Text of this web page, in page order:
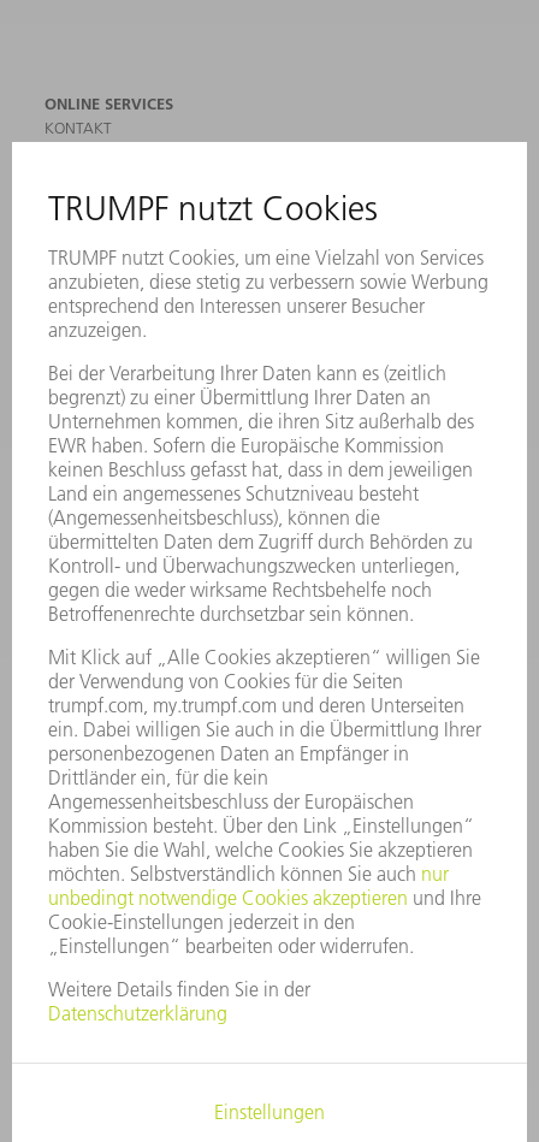
ONLINE SERVICES
KONTAKT
VERANSTALTUNGEN UND TERMINE
NEWSLETTER-ANMELDUNG
MYTRUMPF
SICHERHEITSDATENBLÄTTER
PRODUKTE
MASCHINEN & SYSTEME
LEISTUNGSELEKTRONIK
ELEKTROWERKZEUGE
SMART FACTORY
SOFTWARE
SERVICES
ANWENDUNGEN
BRANCHEN
UNTERNEHMEN
KARRIERE
STELLENANGEBOTE
UNTERNEHMENSPROFIL
GESCHÄFTSBERICHT
UNTERNEHMENSGRUNDSÄTZE
COMPLIANCE
HINWEISGEBERSYSTEM
SECURITY
PRESSEMITTEILUNGEN
MAGAZINE
LIEFERANTEN
NACHHALTIGKEIT
UMWELT & KLIMA
SOZIALES & GESELLSCHAFT
UNTERNEHMENSFÜHRUNG
IMPRESSUM
DATENSCHUTZ